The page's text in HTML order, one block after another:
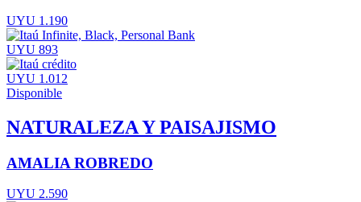
UYU 1.190
UYU 893
UYU 1.012
Disponible
NATURALEZA Y PAISAJISMO
AMALIA ROBREDO
UYU 2.590